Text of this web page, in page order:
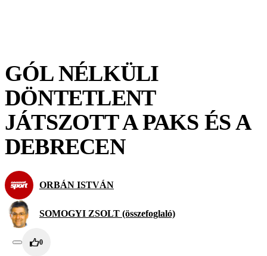
GÓL NÉLKÜLI
DÖNTETLENT
JÁTSZOTT A PAKS ÉS A
DEBRECEN
ORBÁN ISTVÁN
SOMOGYI ZSOLT (összefoglaló)
0